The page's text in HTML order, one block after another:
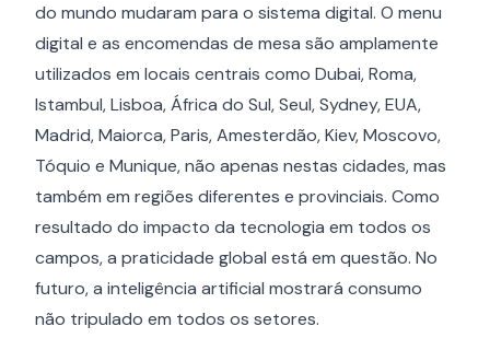
do mundo mudaram para o sistema digital. O menu
digital e as encomendas de mesa são amplamente
utilizados em locais centrais como Dubai, Roma,
Istambul, Lisboa, África do Sul, Seul, Sydney, EUA,
Madrid, Maiorca, Paris, Amesterdão, Kiev, Moscovo,
Tóquio e Munique, não apenas nestas cidades, mas
também em regiões diferentes e provinciais. Como
resultado do impacto da tecnologia em todos os
campos, a praticidade global está em questão. No
futuro, a inteligência artificial mostrará consumo
não tripulado em todos os setores.